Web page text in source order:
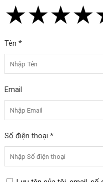
★
★★
★★★
★★★★
★★★★
Tên *
Email
Số điện thoại *